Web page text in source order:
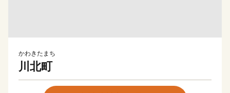
かわきたまち
川北町